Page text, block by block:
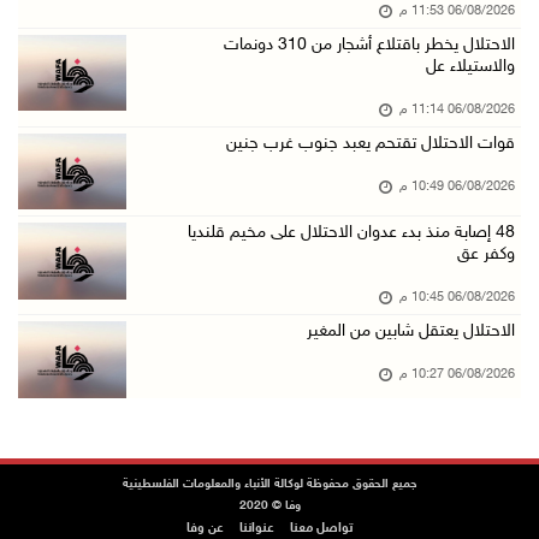
الاحتلال يوسع حملات الدهم والاعتقال في قلنديا ...
06/آب/2026 08:06 م
الرئيس المصري وملك البحرين يشددان على ضرورة ت ...
رابطة العالم الإسلامي تدين تواصل انتهاكات الا ...
اليونيسف: استشهاد 300 طفل منذ وقف إطلاق النار ...
إصابتان بالرصاص والاعتداء خلال اقتحام الاحتلا ...
06/08/2026 11:53 م
الاحتلال يخطر باقتلاع أشجار من 310 دونمات
والاستيلاء عل
06/08/2026 11:14 م
قوات الاحتلال تقتحم يعبد جنوب غرب جنين
06/08/2026 10:49 م
48 إصابة منذ بدء عدوان الاحتلال على مخيم قلنديا
وكفر عق
06/08/2026 10:45 م
الاحتلال يعتقل شابين من المغير
06/08/2026 10:27 م
جميع الحقوق محفوظة لوكالة الأنباء والمعلومات الفلسطينية
وفا © 2020
تواصل معنا عنواننا عن وفا